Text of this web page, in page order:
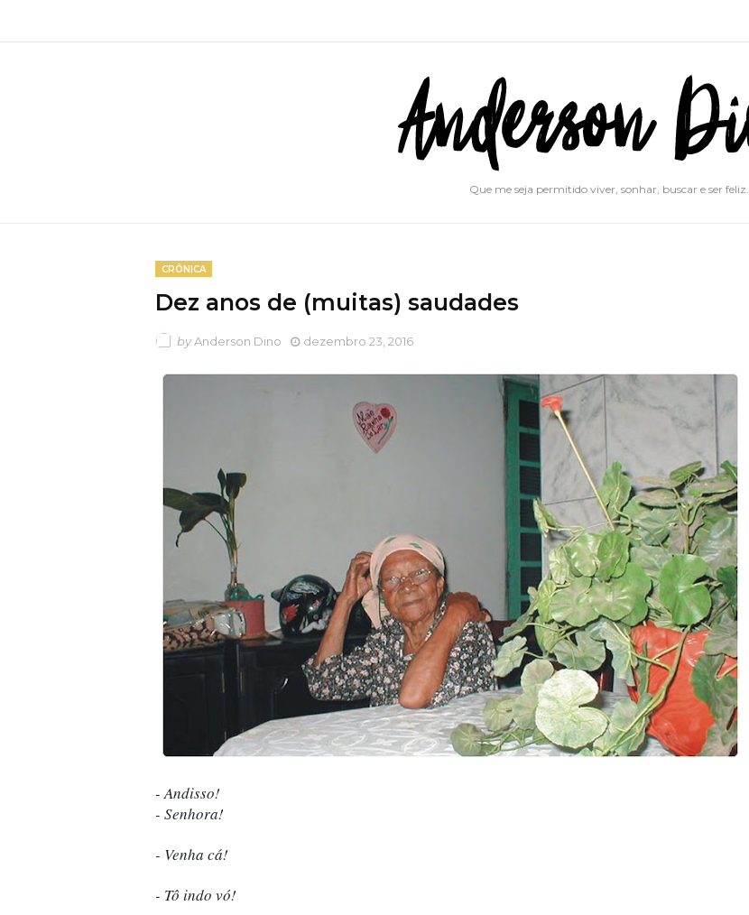
Que me seja permitido viver, sonhar, buscar e ser feliz.
CRÔNICA
Dez anos de (muitas) saudades
byAnderson Dino dezembro 23, 2016
- Andisso!
- Venha cá!